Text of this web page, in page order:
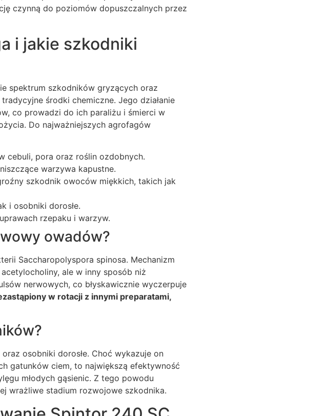
czynną do poziomów dopuszczalnych przez
i jakie szkodniki
spektrum szkodników gryzących oraz
środki chemiczne. Jego działanie
co prowadzi do ich paraliżu i śmierci w
Do najważniejszych agrofagów
cebuli, pora oraz roślin ozdobnych.
warzywa kapustne.
szkodnik owoców miękkich, takich jak
i osobniki dorosłe.
rzepaku i warzyw.
owadów?
Saccharopolyspora spinosa. Mechanizm
ale w inny sposób niż
nerwowych, co błyskawicznie wyczerpuje
w rotacji z innymi preparatami,
osobniki dorosłe. Choć wykazuje on
gatunków ciem, to największą efektywność
młodych gąsienic. Z tego powodu
wrażliwe stadium rozwojowe szkodnika.